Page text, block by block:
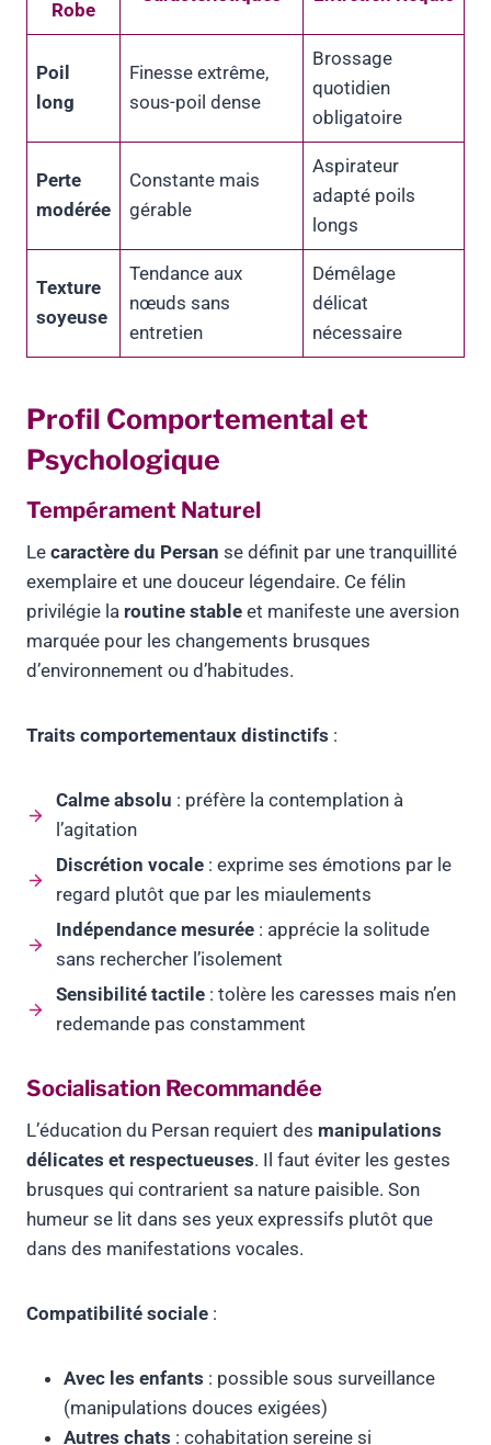
Robe
Poil
long
Finesse extrême,
sous-poil dense
Brossage
quotidien
obligatoire
Perte
modérée
Constante mais
gérable
Aspirateur
adapté poils
longs
Texture
soyeuse
Tendance aux
nœuds sans
entretien
Démêlage
délicat
nécessaire
Profil Comportemental et
Psychologique
Tempérament Naturel
Le caractère du Persan se définit par une tranquillité
exemplaire et une douceur légendaire. Ce félin
privilégie la routine stable et manifeste une aversion
marquée pour les changements brusques
d’environnement ou d’habitudes.
Traits comportementaux distinctifs :
Calme absolu : préfère la contemplation à
l’agitation
Discrétion vocale : exprime ses émotions par le
regard plutôt que par les miaulements
Indépendance mesurée : apprécie la solitude
sans rechercher l’isolement
Sensibilité tactile : tolère les caresses mais n’en
redemande pas constamment
Socialisation Recommandée
L’éducation du Persan requiert des manipulations
délicates et respectueuses. Il faut éviter les gestes
brusques qui contrarient sa nature paisible. Son
humeur se lit dans ses yeux expressifs plutôt que
dans des manifestations vocales.
Compatibilité sociale :
Avec les enfants : possible sous surveillance
(manipulations douces exigées)
Autres chats : cohabitation sereine si